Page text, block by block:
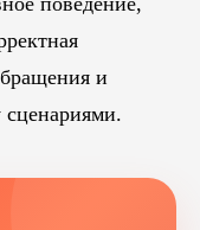
и
сценариями.